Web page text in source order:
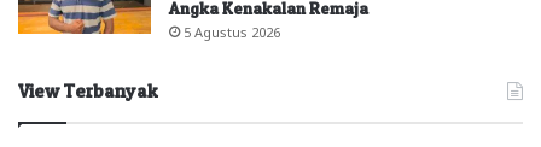
Angka Kenakalan Remaja
5 Agustus 2026
View Terbanyak